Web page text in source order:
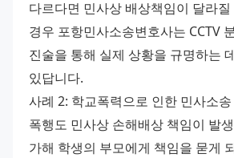
다르다면 민사상 배상책임이 달라
경우 포항민사소송변호사는 CCTV
진술을 통해 실제 상황을 규명하는
있답니다.
사례 2: 학교폭력으로 인한 민사소
폭행도 민사상 손해배상 책임이 발
가해 학생의 부모에게 책임을 묻게